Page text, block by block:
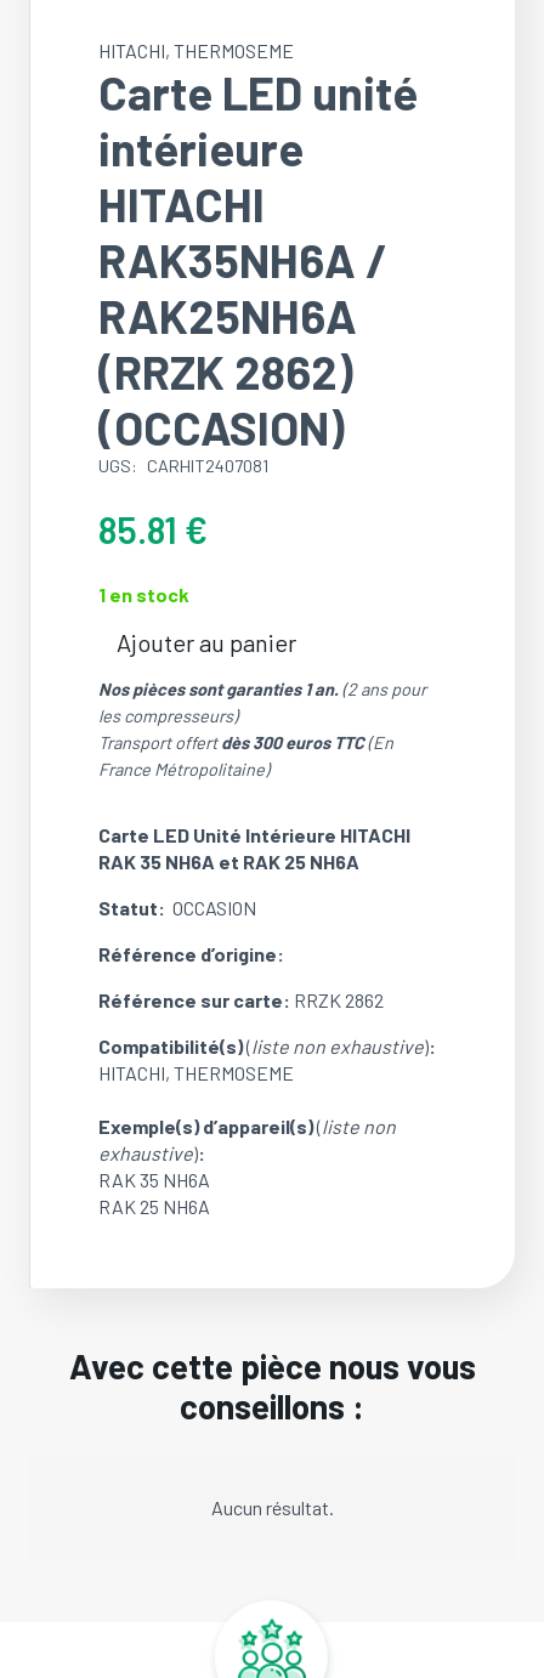
HITACHI, THERMOSEME
Carte LED unité
intérieure
HITACHI
RAK35NH6A /
RAK25NH6A
(RRZK 2862)
(OCCASION)
UGS: CARHIT2407081
85.81 €
1 en stock
quantité
de
Carte
LED
unité
RAK35NH6A
/
(RRZK
2862)
Ajouter au panier
Nos pièces sont garanties 1 an.(2 ans pour
les compresseurs)
Transport offertdès 300 euros TTC(En
France Métropolitaine)
Carte LED Unité Intérieure HITACHI
RAK 35 NH6A et RAK 25 NH6A
Statut: OCCASION
Référence d’origine:
Référence sur carte: RRZK 2862
Compatibilité(s)(liste non exhaustive):
HITACHI, THERMOSEME
Exemple(s) d’appareil(s)(liste non
exhaustive):
RAK 35 NH6A
RAK 25 NH6A
Avec cette pièce nous vous
conseillons :
Aucun résultat.